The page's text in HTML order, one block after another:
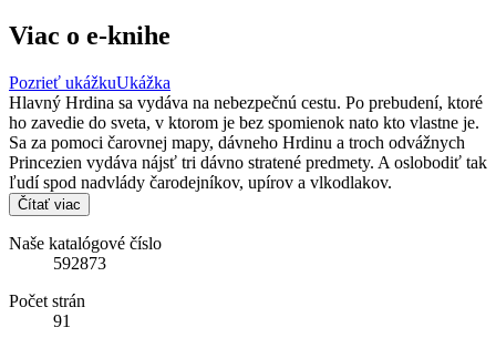
Viac o e-knihe
Pozrieť ukážkuUkážka
Hlavný Hrdina sa vydáva na nebezpečnú cestu. Po prebudení, ktoré
ho zavedie do sveta, v ktorom je bez spomienok nato kto vlastne je.
Sa za pomoci čarovnej mapy, dávneho Hrdinu a troch odvážnych
Princezien vydáva nájsť tri dávno stratené predmety. A oslobodiť tak
ľudí spod nadvlády čarodejníkov, upírov a vlkodlakov.
Čítať viac
Naše katalógové číslo
592873
Počet strán
91